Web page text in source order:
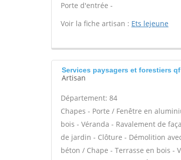
Porte d'entrée -
Voir la fiche artisan : Ets lejeune
Services paysagers et forestiers
Artisan
Département: 84
Chapes - Porte / Fenêtre en
bois - Véranda - Ravalement de
de jardin - Clôture - Démolition
béton / Chape - Terrasse en bois -